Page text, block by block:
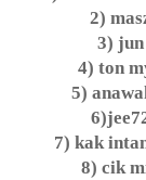
2)
3) jun
4) ton
5)
7) kak
8) cik